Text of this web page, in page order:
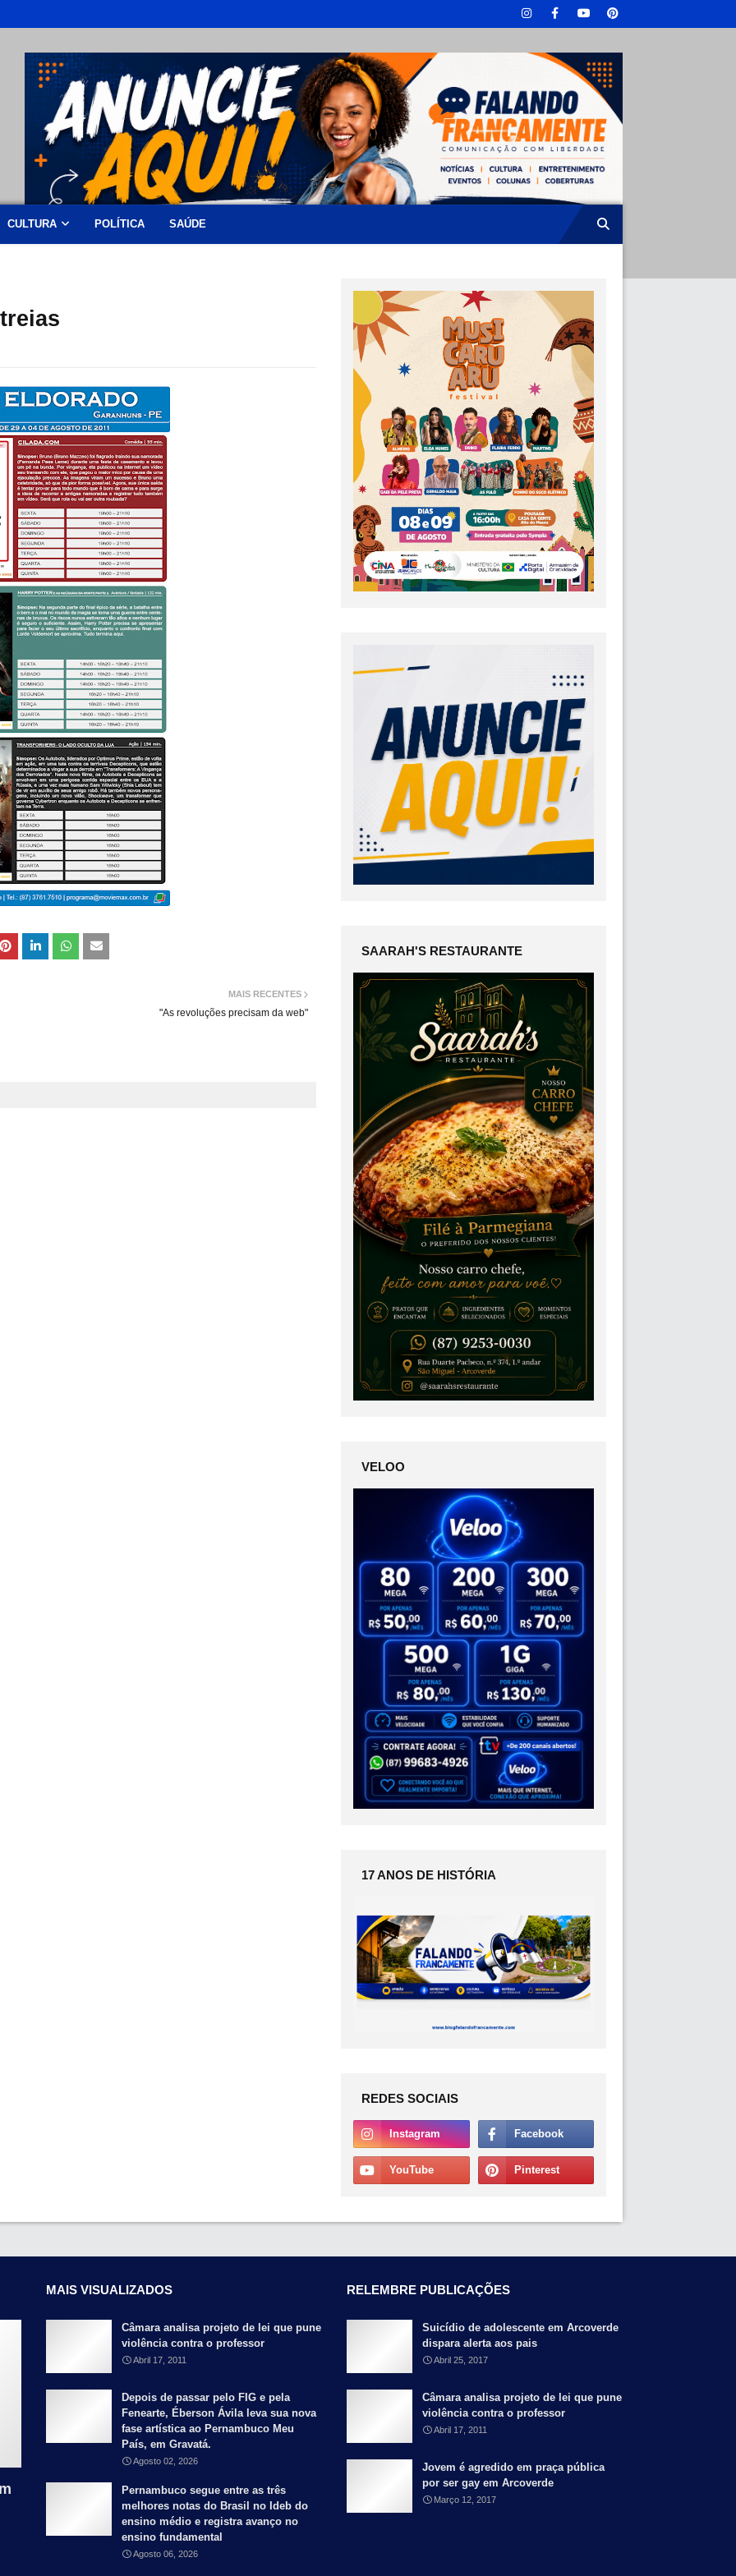
CULTURA POLÍTICA SAÚDE
MAIS RECENTES
"As revoluções precisam da web"
SAARAH'S RESTAURANTE
VELOO
17 ANOS DE HISTÓRIA
REDES SOCIAIS
MAIS VISUALIZADOS
Câmara analisa projeto de lei que pune
violência contra o professor
Abril 17, 2011
Depois de passar pelo FIG e pela
Fenearte, Éberson Ávila leva sua nova
fase artística ao Pernambuco Meu
País, em Gravatá.
Agosto 02, 2026
Pernambuco segue entre as três
melhores notas do Brasil no Ideb do
ensino médio e registra avanço no
ensino fundamental
Agosto 06, 2026
RELEMBRE PUBLICAÇÕES
Suicídio de adolescente em Arcoverde
dispara alerta aos pais
Abril 25, 2017
Câmara analisa projeto de lei que pune
violência contra o professor
Abril 17, 2011
Jovem é agredido em praça pública
por ser gay em Arcoverde
Março 12, 2017